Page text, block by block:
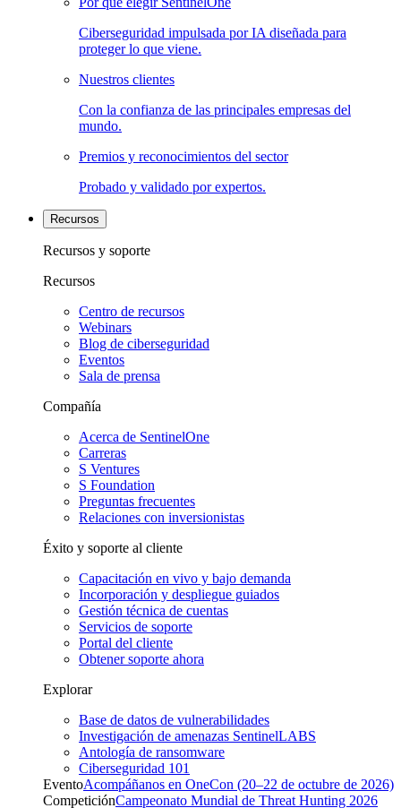
Ciberseguridad impulsada por IA diseñada para
proteger lo que viene.
Nuestros clientes
Con la confianza de las principales empresas del
mundo.
Premios y reconocimientos del sector
Probado y validado por expertos.
Recursos
Recursos y soporte
Recursos
Centro de recursos
Webinars
Blog de ciberseguridad
Eventos
Sala de prensa
Compañía
Acerca de SentinelOne
Carreras
S Ventures
S Foundation
Preguntas frecuentes
Relaciones con inversionistas
Éxito y soporte al cliente
Capacitación en vivo y bajo demanda
Incorporación y despliegue guiados
Gestión técnica de cuentas
Servicios de soporte
Portal del cliente
Obtener soporte ahora
Explorar
Base de datos de vulnerabilidades
Investigación de amenazas SentinelLABS
Antología de ransomware
Ciberseguridad 101
EventoAcompáñanos en OneCon (20–22 de octubre de 2026)
CompeticiónCampeonato Mundial de Threat Hunting 2026